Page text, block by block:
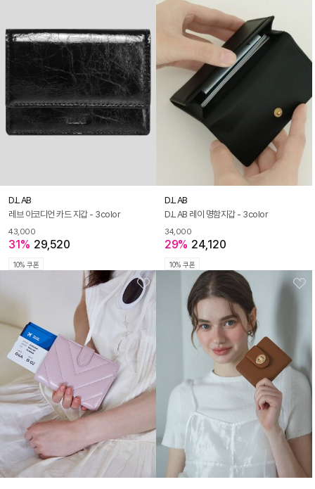
D.LAB
레브 아코디언 카드 지갑 - 3color
43,000
31% 29,520
10% 쿠폰
D.LAB
D.LAB 레이 명함지갑 - 3color
34,000
29% 24,120
10% 쿠폰